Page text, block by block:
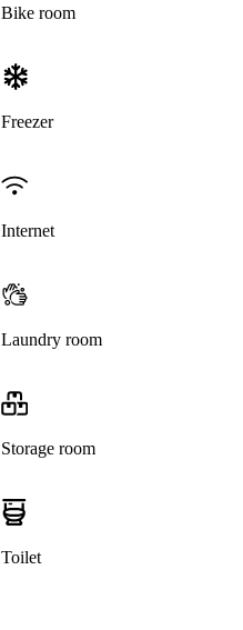
Bike room
Freezer
Internet
Laundry room
Storage room
Toilet